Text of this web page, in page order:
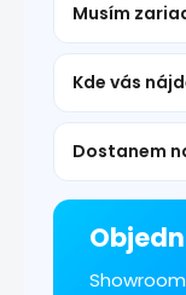
Musím
Kde vás
Dostanem